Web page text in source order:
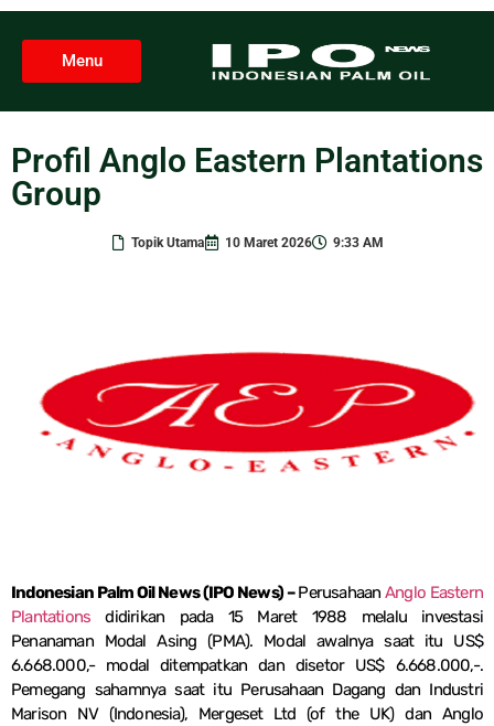
Menu
Profil Anglo Eastern Plantations
Group
Topik Utama 10 Maret 2026 9:33 AM
Indonesian Palm Oil News (IPO News) –Perusahaan Anglo Eastern
Plantations didirikan pada 15 Maret 1988 melalu investasi
Penanaman Modal Asing (PMA). Modal awalnya saat itu US$
6.668.000,- modal ditempatkan dan disetor US$ 6.668.000,-.
Pemegang sahamnya saat itu Perusahaan Dagang dan Industri
Marison NV (Indonesia), Mergeset Ltd (of the UK) dan Anglo